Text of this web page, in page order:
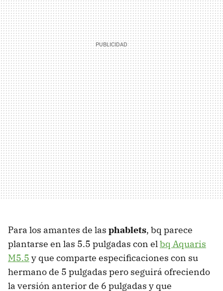
Para los amantes de las phablets, bq parece
plantarse en las 5.5 pulgadas con elbq Aquaris
M5.5 y que comparte especificaciones con su
hermano de 5 pulgadas pero seguirá ofreciendo
la versión anterior de 6 pulgadas y que